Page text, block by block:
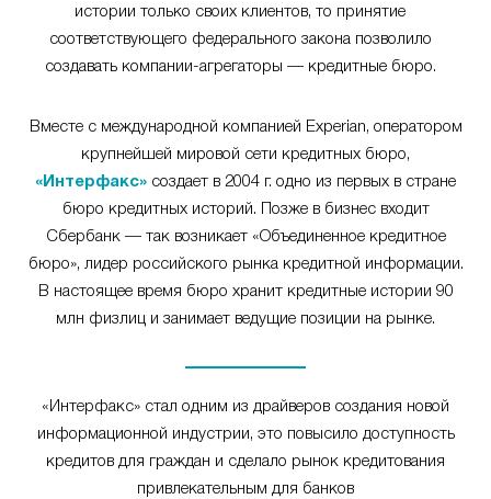
истории только своих клиентов, то принятие
соответствующего федерального закона позволило
создавать компании-агрегаторы — кредитные бюро.
Вместе с международной компанией Experian, оператором
крупнейшей мировой сети кредитных бюро,
«Интерфакс» создает в 2004 г. одно из первых в стране
бюро кредитных историй. Позже в бизнес входит
Сбербанк — так возникает «Объединенное кредитное
бюро», лидер российского рынка кредитной информации.
В настоящее время бюро хранит кредитные истории 90
млн физлиц и занимает ведущие позиции на рынке.
«Интерфакс» стал одним из драйверов создания новой
информационной индустрии, это повысило доступность
кредитов для граждан и сделало рынок кредитования
привлекательным для банков